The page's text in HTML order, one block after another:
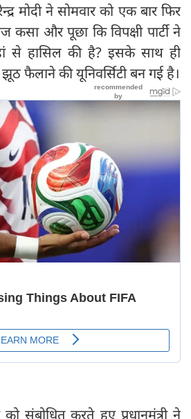
मोदी ने सोमवार को एक बार फिर
कसा और पूछा कि विपक्षी पार्टी ने
से हासिल की है? इसके साथ ही
फैलाने की यूनिवर्सिटी बन गई है।
संबोधित करते हुए प्रधानमंत्री ने